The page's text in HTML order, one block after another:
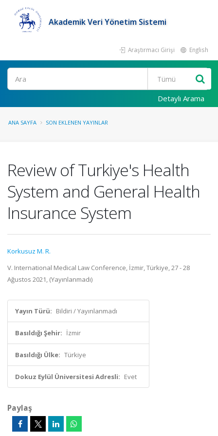
Akademik Veri Yönetim Sistemi
Araştırmacı Girişi English
Ara
Detaylı Arama
ANA SAYFA SON EKLENEN YAYINLAR
Review of Turkiye's Health
System and General Health
Insurance System
Korkusuz M. R.
V. International Medical Law Conference, İzmir, Türkiye, 27 - 28
Ağustos 2021, (Yayınlanmadı)
Yayın Türü: Bildiri / Yayınlanmadı
Basıldığı Şehir: İzmir
Basıldığı Ülke: Türkiye
Dokuz Eylül Üniversitesi Adresli: Evet
Paylaş